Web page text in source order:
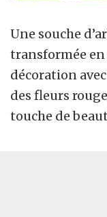
Une souche
transformée en
décoration
des fleurs
touche de